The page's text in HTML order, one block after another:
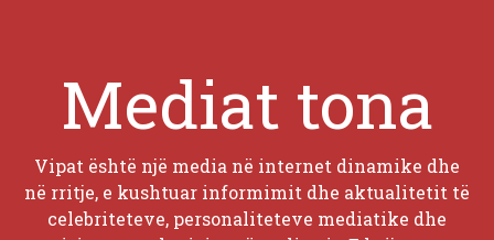
Mediat tona
Vipat është një media në internet dinamike dhe
në rritje, e kushtuar informimit dhe aktualitetit të
celebriteteve, personaliteteve mediatike dhe